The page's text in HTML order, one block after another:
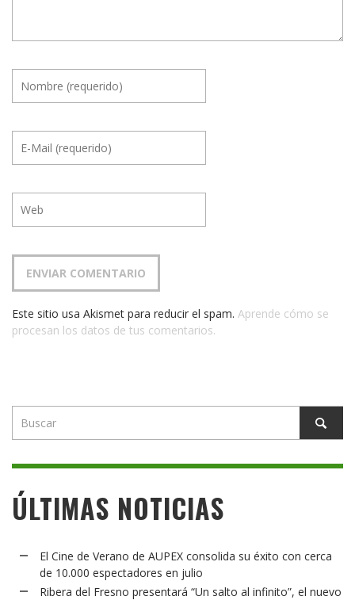
Este sitio usa Akismet para reducir el spam. Aprende cómo se
procesan los datos de tus comentarios.
ÚLTIMAS NOTICIAS
El Cine de Verano de AUPEX consolida su éxito con cerca
de 10.000 espectadores en julio
Ribera del Fresno presentará “Un salto al infinito”, el nuevo